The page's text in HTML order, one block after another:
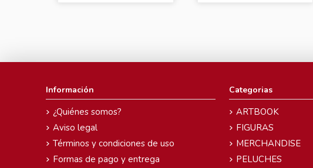
Información
¿Quiénes somos?
Aviso legal
Términos y condiciones de uso
Formas de pago y entrega
Categorias
ARTBOOK
FIGURAS
MERCHANDISE
PELUCHES